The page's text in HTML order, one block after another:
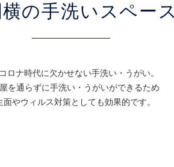
の手洗いスペース
ロナ時代に欠かせない手洗い・うがい。
を通らずに手洗い・うがいができるため
面やウィルス対策としても効果的です。